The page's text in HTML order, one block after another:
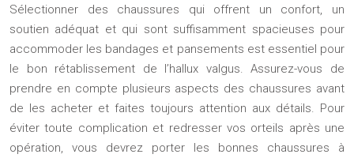
Sélectionner des chaussures qui offrent un confort, un
soutien adéquat et qui sont suffisamment spacieuses pour
accommoder les bandages et pansements est essentiel pour
le bon rétablissement de l’hallux valgus. Assurez-vous de
prendre en compte plusieurs aspects des chaussures avant
de les acheter et faites toujours attention aux détails. Pour
éviter toute complication et redresser vos orteils après une
opération, vous devrez porter les bonnes chaussures à